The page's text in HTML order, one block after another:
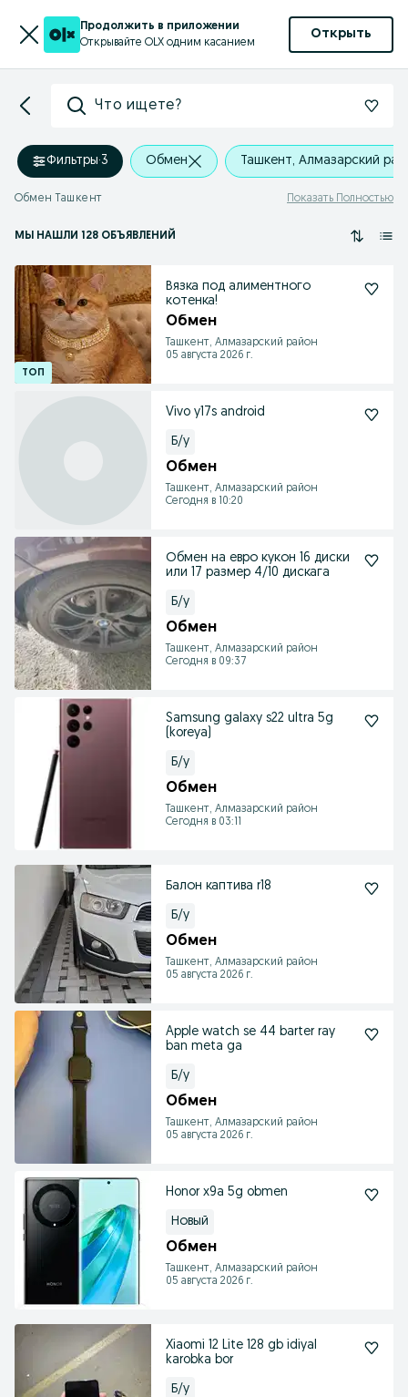
Продолжить в приложении
Открывайте OLX одним касанием
Открыть
Что ищете?
Фильтры·3 Обмен Ташкент, Алмазарский
Обмен Ташкент Показать Полностью
МЫ НАШЛИ 128 ОБЪЯВЛЕНИЙ
Вязка под алиментного
котенка!
Обмен
Ташкент, Алмазарский район
05 августа 2026 г.
Vivo y17s android
Б/у
Обмен
Ташкент, Алмазарский район
Сегодня в 10:20
Обмен на евро кукон 16 диски
или 17 размер 4/10 дискага
Б/у
Обмен
Ташкент, Алмазарский район
Сегодня в 09:37
Samsung galaxy s22 ultra 5g
(koreya)
Б/у
Обмен
Ташкент, Алмазарский район
Сегодня в 03:11
Балон каптива r18
Б/у
Обмен
Ташкент, Алмазарский район
05 августа 2026 г.
Apple watch se 44 barter ray
ban meta ga
Б/у
Обмен
Ташкент, Алмазарский район
05 августа 2026 г.
Honor x9a 5g obmen
Новый
Обмен
Ташкент, Алмазарский район
05 августа 2026 г.
Xiaomi 12 Lite 128 gb idiyal
karobka bor
Б/у